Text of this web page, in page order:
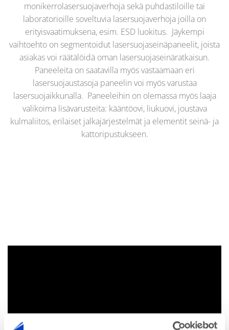
monikerrolasersuojaverhoja sekä puhdastiloille tai
laboratorioille soveltuvia lasersuojaverhoja joilla on
erityisvaatimuksena, esim. ESD luokitus. Jäykempi
vaihtoehto on segmentoidut lasersuojaseinäpaneelit, joista
asiakas voi räätälöidä oman lasersuojaseinäratkaisun.
Paneeleita on saatavilla myös vastaamaan eri
lasersuojaustasoja paneelin voi myös varustaa
lasersuojaikkunalla. Paneeleihin on olemassa myös laaja
valikoima lisävarusteita: kääntöovi, liukuovi, joustava
kulmaliitos, erilaiset jalkajärjestelmät ja elementit seinä- ja
kattoripustukseen.